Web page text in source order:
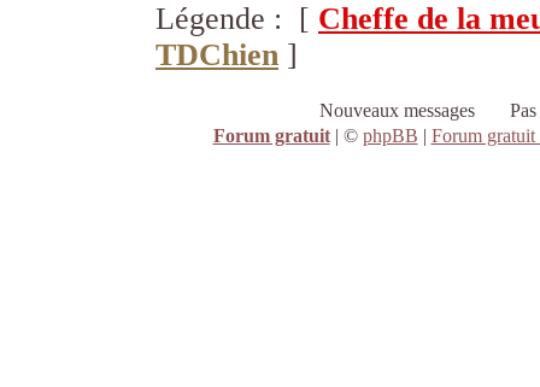
Légende : [ Cheffe de la
TDChien ]
Nouveaux messages
Forum gratuit| © phpBB | Forum gratuit